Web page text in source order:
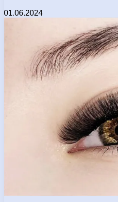
01.06.2024